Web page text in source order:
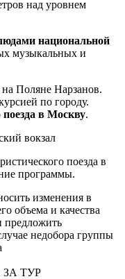
над уровнем
национальной
музыкальных и
Поляне Нарзанов.
по городу.
поезда в Москву.
вокзал
поезда в
программы.
изменения в
объема и качества
предложить
недобора группы
ТУР